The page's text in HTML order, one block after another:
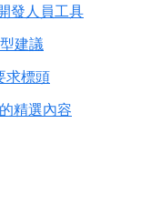
發人員工具
建議
求標頭
精選內容